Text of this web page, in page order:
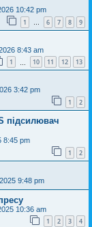
10:42 pm
1 … 6 7 8 9
8:43 am
1 10 11 12 13
3:42 pm
1 2
підсилювач
8:45 pm
1 2
9:48 pm
10:36 am
1 2 3 4